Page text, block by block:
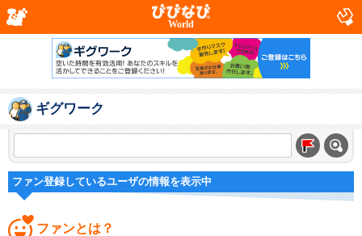
World
ギグワーク
ファン登録しているユーザの情報を表示中
ファンとは？